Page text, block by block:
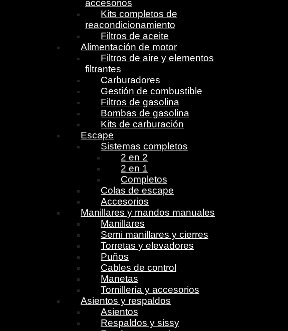
accesorios
Kits completos de
reacondicionamiento
Filtros de aceite
Alimentación de motor
Filtros de aire y elementos
filtrantes
Carburadores
Gestión de combustible
Filtros de gasolina
Bombas de gasolina
Kits de carburación
Escape
Sistemas completos
2 en 2
2 en 1
Completos
Colas de escape
Accesorios
Manillares y mandos manuales
Manillares
Semi manillares y cierres
Torretas y elevadores
Puños
Cables de control
Manetas
Tornillería y accesorios
Asientos y respaldos
Asientos
Respaldos y sissy